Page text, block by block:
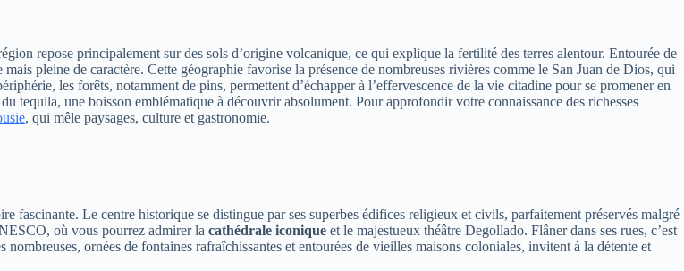
repose principalement sur des sols d’origine volcanique, ce qui explique la fertilité des terres alentour. Entourée de
pleine de caractère. Cette géographie favorise la présence de nombreuses rivières comme le San Juan de Dios, qui
les forêts, notamment de pins, permettent d’échapper à l’effervescence de la vie citadine pour se promener en
tequila, une boisson emblématique à découvrir absolument. Pour approfondir votre connaissance des richesses
, qui mêle paysages, culture et gastronomie.
Le centre historique se distingue par ses superbes édifices religieux et civils, parfaitement préservés malgré
où vous pourrez admirer la cathédrale iconique et le majestueux théâtre Degollado. Flâner dans ses rues, c’est
ornées de fontaines rafraîchissantes et entourées de vieilles maisons coloniales, invitent à la détente et